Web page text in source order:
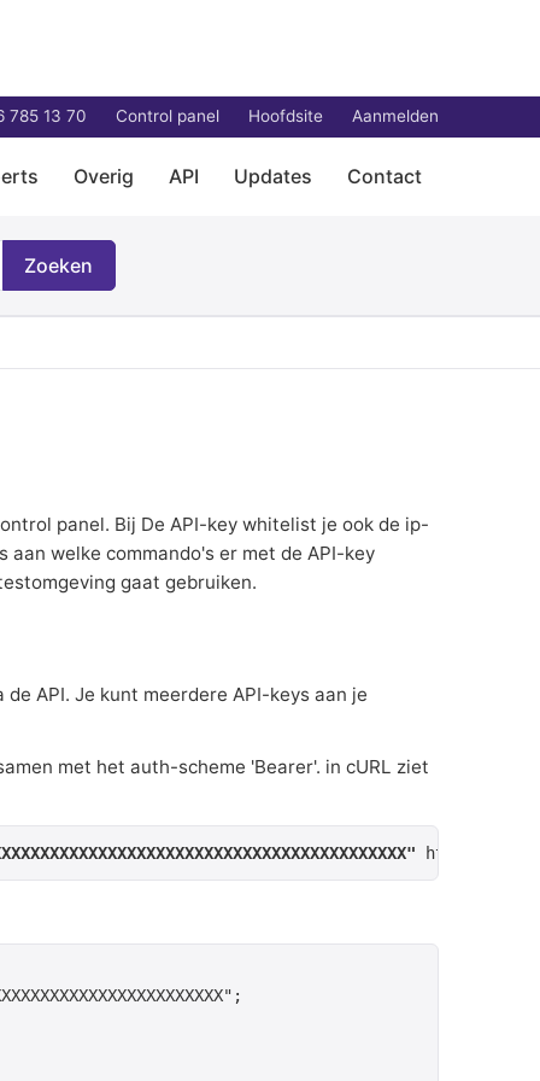
785 13 70 Control panel Hoofdsite Aanmelden
Overig API Updates Contact
Zoeken
panel. Bij De API-key whitelist je ook de ip-
welke commando's er met de API-key
gaat gebruiken.
API. Je kunt meerdere API-keys aan je
met het auth-scheme 'Bearer'. in cURL ziet
https://